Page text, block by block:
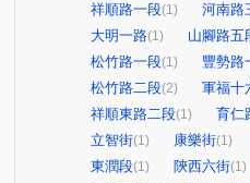
祥順路一段(1) 河南路
大明一路(1) 山腳路五
松竹路一段(1) 豐勢路
松竹路二段(2) 軍福十
祥順東路二段(1) 育仁
立智街(1) 康樂街(1)
東潤段(1) 陝西六街(1)